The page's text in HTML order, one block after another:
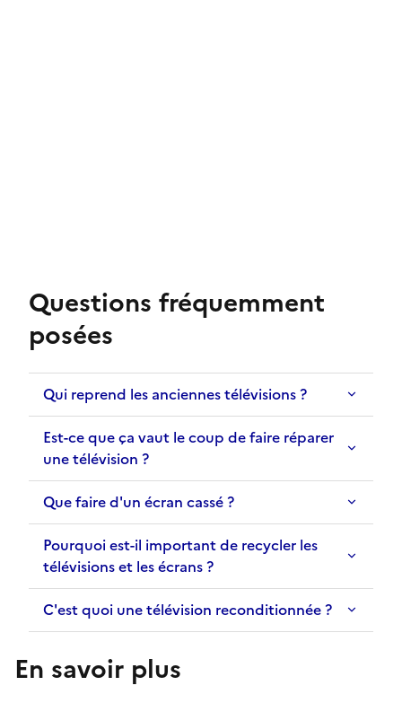
Questions fréquemment
posées
Qui reprend les anciennes télévisions ?
Est-ce que ça vaut le coup de faire réparer
une télévision ?
Que faire d'un écran cassé ?
Pourquoi est-il important de recycler les
télévisions et les écrans ?
C'est quoi une télévision reconditionnée ?
En savoir plus